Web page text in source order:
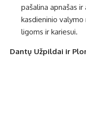
pašalina apnašas
kasdieninio
ligoms ir kariesui.
Dantų Užpildai ir